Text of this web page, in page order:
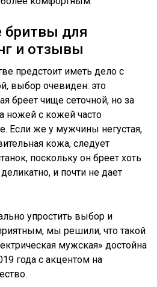
бритвы для
и отзывы
предстоит иметь дело с
выбор очевиден: это
бреет чище сеточной, но за
ножей с кожей часто
Если же у мужчины негустая,
кожа, следует
поскольку он бреет хоть
и почти не дает
упростить выбор и
мы решили, что такой
мужская» достойна
года с акцентом на